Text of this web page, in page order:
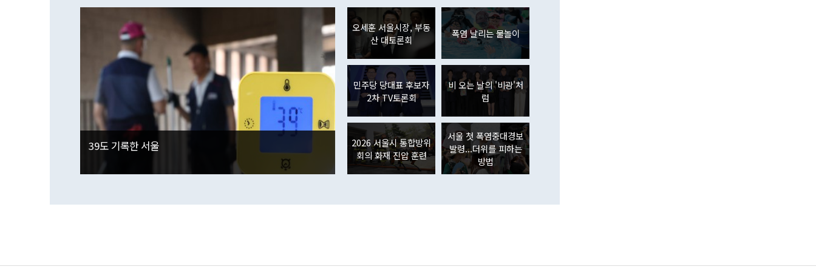
39도 기록한 서울
오세훈 서울시장, 부동
산 대토론회
폭염 날리는 물놀이
민주당 당대표 후보자
2차 TV토론회
비 오는 날의 '비광'처
럼
2026 서울시 통합방위
회의 화재 진압 훈련
서울 첫 폭염중대경보
발령...더위를 피하는
방법